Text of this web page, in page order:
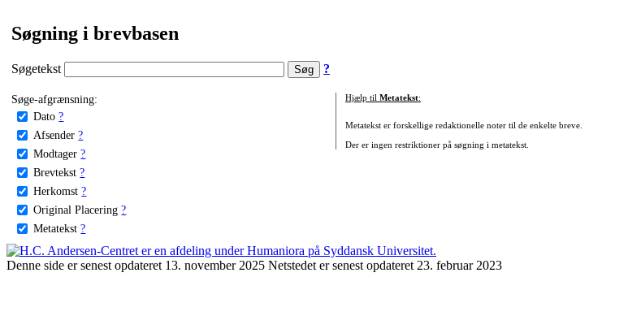
Søgning i brevbasen
Søgetekst ?
Søge-afgrænsning:
Dato ?
Afsender ?
Modtager ?
Brevtekst ?
Herkomst ?
Original Placering ?
Metatekst ?
Hjælp til Metatekst:
Metatekst er forskellige redaktionelle noter til de enkelte breve.
Der er ingen restriktioner på søgning i metatekst.
Denne side er senest opdateret 13. november 2025 Netstedet er senest opdateret 23. februar 2023